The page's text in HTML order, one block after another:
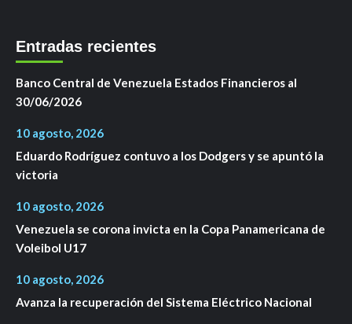
Entradas recientes
Banco Central de Venezuela Estados Financieros al
30/06/2026
10 agosto, 2026
Eduardo Rodríguez contuvo a los Dodgers y se apuntó la
victoria
10 agosto, 2026
Venezuela se corona invicta en la Copa Panamericana de
Voleibol U17
10 agosto, 2026
Avanza la recuperación del Sistema Eléctrico Nacional